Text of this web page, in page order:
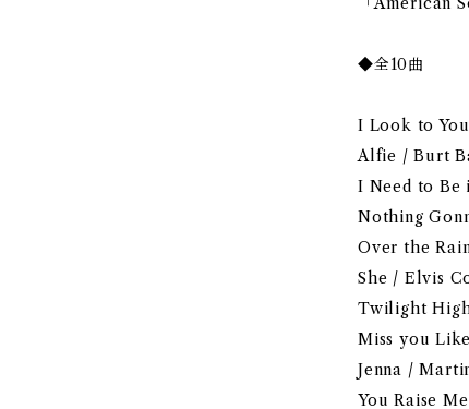
◆全10曲
I Look to
Alfie / Burt
I Need to Be
Nothing
Over the
She / Elvis
Twilight
Miss you
Jenna /
You Raise